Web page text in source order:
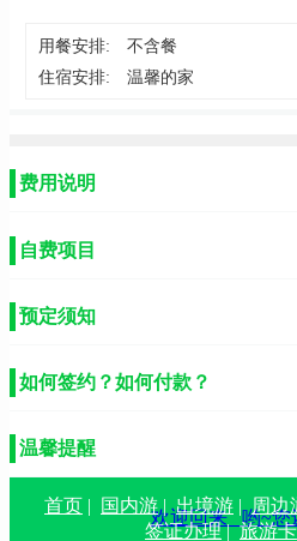
用餐安排:
不含餐
住宿安排:
温馨的家
费用说明
自费项目
预定须知
如何签约？如何付款？
温馨提醒
欢迎回来哟~您
首页 | 国内游|出境游 |周边
签证办理|旅游卡